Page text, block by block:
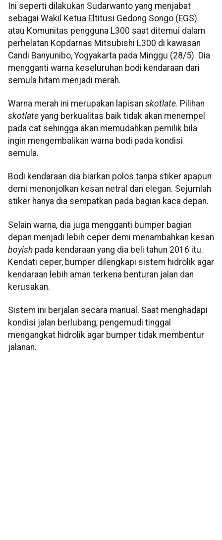
Ini seperti dilakukan Sudarwanto yang menjabat
sebagai Wakil Ketua Eltitusi Gedong Songo (EGS)
atau Komunitas pengguna L300 saat ditemui dalam
perhelatan Kopdarnas Mitsubishi L300 di kawasan
Candi Banyunibo, Yogyakarta pada Minggu (28/5). Dia
mengganti warna keseluruhan bodi kendaraan dari
semula hitam menjadi merah.
Warna merah ini merupakan lapisan skotlate. Pilihan
skotlate yang berkualitas baik tidak akan menempel
pada cat sehingga akan memudahkan pemilik bila
ingin mengembalikan warna bodi pada kondisi
semula.
Bodi kendaraan dia biarkan polos tanpa stiker apapun
demi menonjolkan kesan netral dan elegan. Sejumlah
stiker hanya dia sempatkan pada bagian kaca depan.
Selain warna, dia juga mengganti bumper bagian
depan menjadi lebih ceper demi menambahkan kesan
boyish pada kendaraan yang dia beli tahun 2016 itu.
Kendati ceper, bumper dilengkapi sistem hidrolik agar
kendaraan lebih aman terkena benturan jalan dan
kerusakan.
Sistem ini berjalan secara manual. Saat menghadapi
kondisi jalan berlubang, pengemudi tinggal
mengangkat hidrolik agar bumper tidak membentur
jalanan.